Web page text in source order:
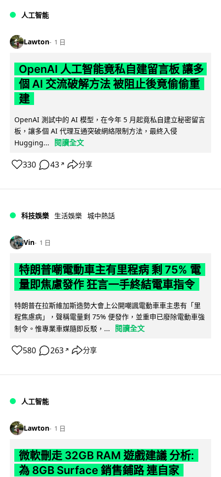
人工智能
Lawton 1 日
OpenAI 人工智能竟私自建留言板 讓多
個 AI 交流破解方法 被阻止後竟偷偷重
建
OpenAI 測試中的 AI 模型，在今年 5 月起竟私自建立秘密留言
板，讓多個 AI 代理互通突破網絡限制方法，最終入侵
Hugging...
閱讀全文
330 43 ↗ 分享
科技娛樂 生活娛樂 城中熱話
Vin 1 日
特朗普嘲電動車主有里程病 剩 75% 電
量即焦慮發作 狂言一手終結電車指令
特朗普在拉斯維加斯造勢大會上公開嘲諷電動車車主患有「里
程焦慮病」，聲稱電量剩 75% 便發作，並重申已廢除電動車強
制令。惟專業車媒隨即反駁，...
閱讀全文
580 263 ↗ 分享
人工智能
Lawton 1 日
微軟刪走 32GB RAM 遊戲建議 分析:
為 8GB Surface 銷售鋪路 連自家